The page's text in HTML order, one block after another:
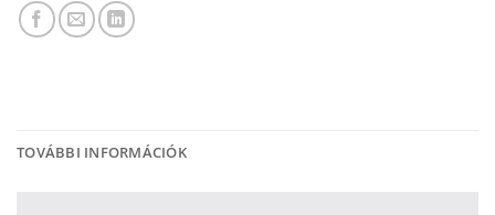
TOVÁBBI INFORMÁCIÓK